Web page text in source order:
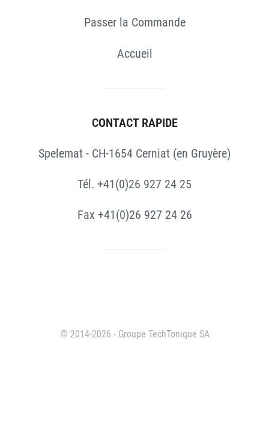
Passer la Commande
Accueil
CONTACT RAPIDE
Spelemat - CH-1654 Cerniat (en Gruyère)
Tél. +41(0)26 927 24 25
Fax +41(0)26 927 24 26
© 2014-2026 - Groupe TechTonique SA